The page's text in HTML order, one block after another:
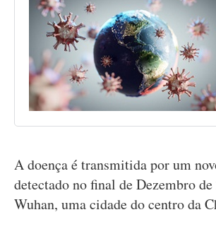
A doença é transmitida por um
detectado no final de Dezembro
Wuhan, uma cidade do centro da